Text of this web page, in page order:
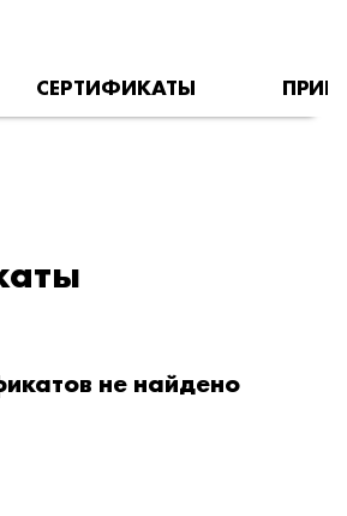
СЕРТИФИКАТЫ
не найдено